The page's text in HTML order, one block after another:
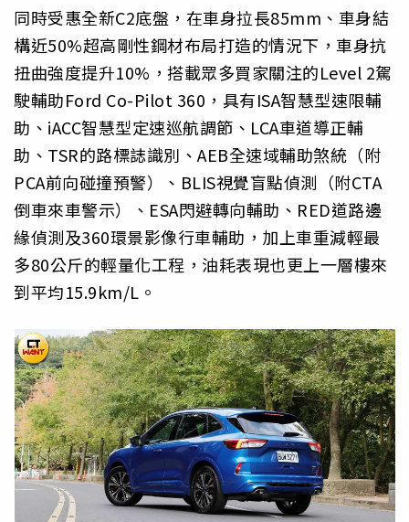
同時受惠全新C2底盤，在車身拉長85mm、車身結
構近50%超高剛性鋼材布局打造的情況下，車身抗
扭曲強度提升10%，搭載眾多買家關注的Level 2駕
駛輔助Ford Co-Pilot 360，具有ISA智慧型速限輔
助、iACC智慧型定速巡航調節、LCA車道導正輔
助、TSR的路標誌識別、AEB全速域輔助煞統（附
PCA前向碰撞預警）、BLIS視覺盲點偵測（附CTA
倒車來車警示）、ESA閃避轉向輔助、RED道路邊
緣偵測及360環景影像行車輔助，加上車重減輕最
多80公斤的輕量化工程，油耗表現也更上一層樓來
到平均15.9km/L。